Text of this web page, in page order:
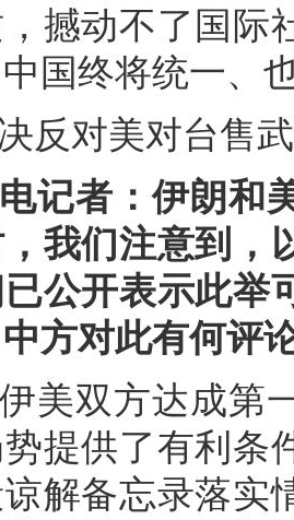
撼动不了国际
国终将统一、
反对美对台售
记者：伊朗和
我们注意到，
公开表示此举
方对此有何评
美双方达成第
势提供了有利条
解备忘录落实